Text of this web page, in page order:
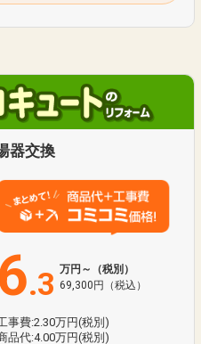
器交換
6.3 万円～（税別）
69,300円（税込）
事費:2.30万円(税別)
品代:4.00万円(税別)